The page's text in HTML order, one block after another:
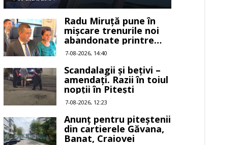
Radu Miruță pune în
mișcare trenurile noi
abandonate printre
buruieni
7-08-2026, 14:40
Scandalagii și bețivi –
amendați. Razii în toiul
nopții în Pitești
7-08-2026, 12:23
Anunț pentru piteștenii
din cartierele Găvana,
Banat, Craiovei